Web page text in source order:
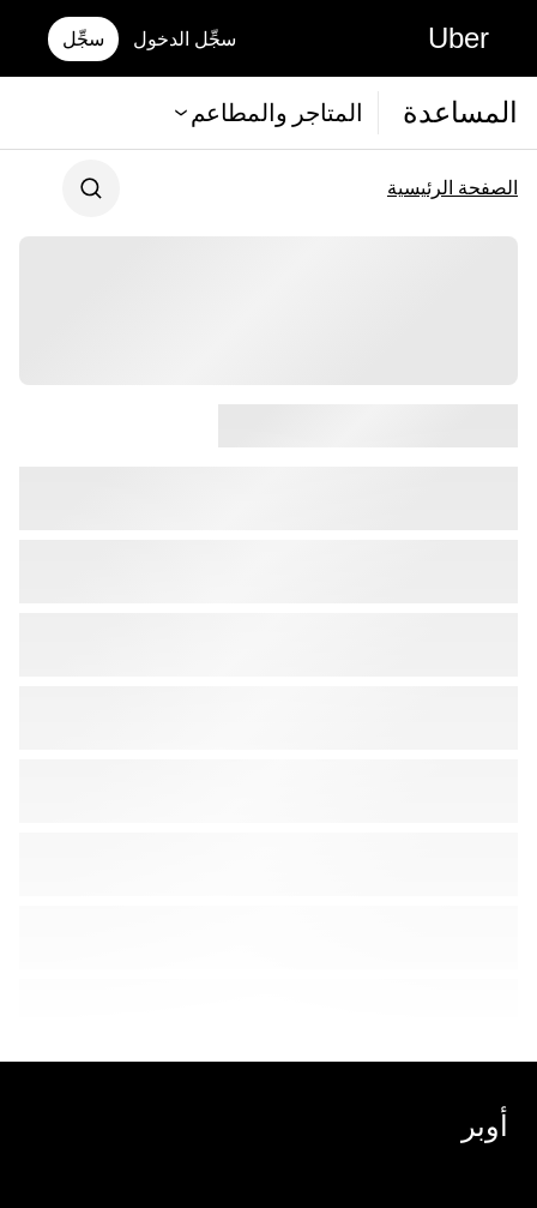
Uber سجِّل الدخول سجِّل
المساعدة المتاجر والمطاعم
الصفحة الرئيسية
أوبر